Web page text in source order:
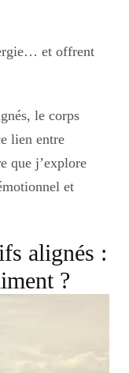
et offrent
le corps
lien entre
que j’explore
et
alignés :
?